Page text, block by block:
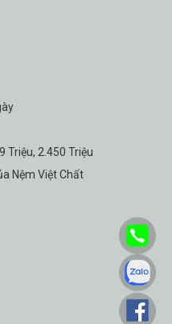
Triệu, 2.450 Triệu
Nệm Việt Chất